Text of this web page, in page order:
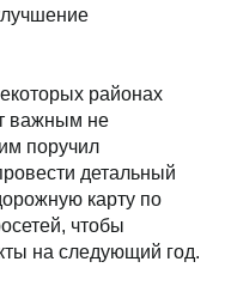
районах
важным не
поручил
детальный
карту по
чтобы
на следующий год.